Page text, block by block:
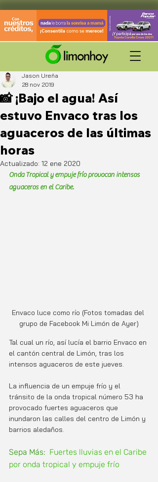
📸 ¡Bajo el agua! Así
estuvo Envaco tras los
aguaceros de las últimas
horas
Jason Ureña
28 nov 2019
Actualizado: 12 ene 2020
Onda Tropical y empuje frío provocan intensos
aguaceros en el Caribe.
Envaco luce como río (Fotos tomadas del
grupo de Facebook Mi Limón de Ayer)
Tal cual un río, así lucía el barrio Envaco en
el cantón central de Limón, tras los
intensos aguaceros de este jueves.
La influencia de un empuje frío y el
tránsito de la onda tropical número 53 ha
provocado fuertes aguaceros que
inundaron las calles del centro de Limón y
barrios aledaños.
Sepa Más: Fuertes lluvias en el Caribe
por onda tropical y empuje frío